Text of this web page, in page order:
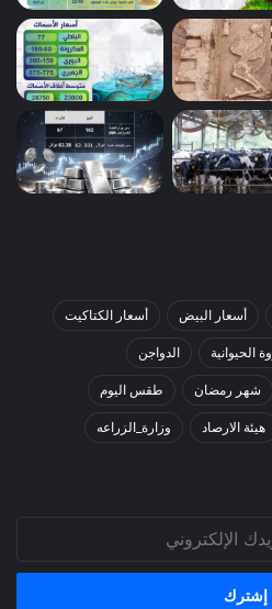
أسعار البيض أسعار الكتاكيت
الحيوانية الدواجن
شهر رمضان طقس اليوم
هيئة الارصاد وزارة_الزراعه